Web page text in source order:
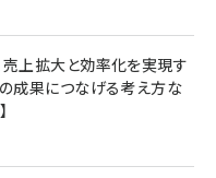
売上拡大と効率化を実現す
の成果につなげる考え方な